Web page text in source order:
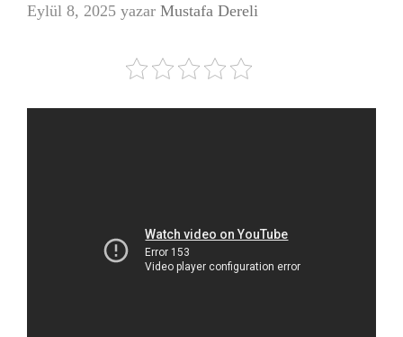
Eylül 8, 2025 yazar Mustafa Dereli